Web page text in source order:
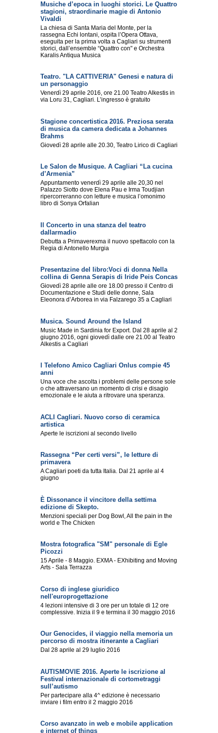
Musiche d’epoca in luoghi storici. Le Quattro
stagioni, straordinarie magie di Antonio
Vivaldi
La chiesa di Santa Maria del Monte, per la
rassegna Echi lontani, ospita l’Opera Ottava,
eseguita per la prima volta a Cagliari su strumenti
storici, dall’ensemble “Quattro con" e Orchestra
Karalis Antiqua Musica
Teatro. "LA CATTIVERIA" Genesi e natura di
un personaggio
Venerdì 29 aprile 2016, ore 21.00 Teatro Alkestis in
via Loru 31, Cagliari. L’ingresso è gratuito
Stagione concertistica 2016. Preziosa serata
di musica da camera dedicata a Johannes
Brahms
Giovedì 28 aprile alle 20.30, Teatro Lirico di Cagliari
Le Salon de Musique. A Cagliari “La cucina
d’Armenia”
Appuntamento venerdì 29 aprile alle 20,30 nel
Palazzo Siotto dove Elena Pau e Irma Toudjian
ripercorreranno con letture e musica l’omonimo
libro di Sonya Orfalian
Il Concerto in una stanza del teatro
dallarmadio
Debutta a Primaverexma il nuovo spettacolo con la
Regia di Antonello Murgia
Presentazine del libro:Voci di donna Nella
collina di Genna Serapis di Iride Peis Concas
Giovedì 28 aprile alle ore 18.00 presso il Centro di
Documentazione e Studi delle donne, Sala
Eleonora d’Arborea in via Falzarego 35 a Cagliari
Musica. Sound Around the Island
Music Made in Sardinia for Export. Dal 28 aprile al 2
giugno 2016, ogni giovedì dalle ore 21.00 al Teatro
Alkestis a Cagliari
l Telefono Amico Cagliari Onlus compie 45
anni
Una voce che ascolta i problemi delle persone sole
o che attraversano un momento di crisi e disagio
emozionale e le aiuta a ritrovare una speranza.
ACLI Cagliari. Nuovo corso di ceramica
artistica
Aperte le iscrizioni al secondo livello
Rassegna “Per certi versi”, le letture di
primavera
A Cagliari poeti da tutta Italia. Dal 21 aprile al 4
giugno
È Dissonance il vincitore della settima
edizione di Skepto.
Menzioni speciali per Dog Bowl, All the pain in the
world e The Chicken
Mostra fotografica "SM" personale di Egle
Picozzi
15 Aprile - 8 Maggio. EXMA - EXhibiting and Moving
Arts - Sala Terrazza
Corso di inglese giuridico
nell'europrogettazione
4 lezioni intensive di 3 ore per un totale di 12 ore
complessive. Inizia il 9 e termina il 30 maggio 2016
Our Genocides, il viaggio nella memoria un
percorso di mostra itinerante a Cagliari
Dal 28 aprile al 29 luglio 2016
AUTISMOVIE 2016. Aperte le iscrizione al
Festival internazionale di cortometraggi
sull’autismo
Per partecipare alla 4^ edizione è necessario
inviare i film entro il 2 maggio 2016
Corso avanzato in web e mobile application
e internet of things